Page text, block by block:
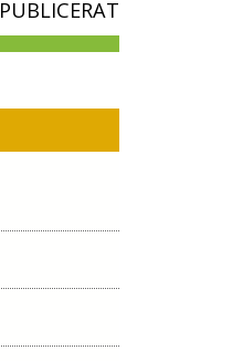
PUBLICERAT